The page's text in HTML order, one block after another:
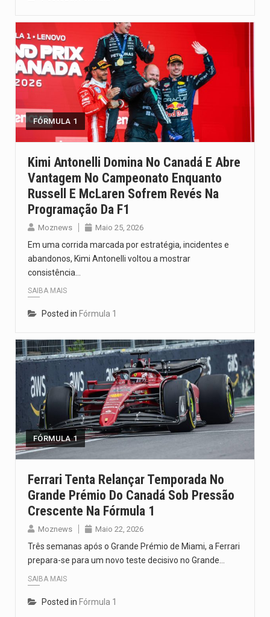
FÓRMULA 1
Kimi Antonelli Domina No Canadá E Abre
Vantagem No Campeonato Enquanto
Russell E McLaren Sofrem Revés Na
Programação Da F1
Moznews Maio 25, 2026
Em uma corrida marcada por estratégia, incidentes e
abandonos, Kimi Antonelli voltou a mostrar
consistência…
SAIBA MAIS
Posted in Fórmula 1
FÓRMULA 1
Ferrari Tenta Relançar Temporada No
Grande Prémio Do Canadá Sob Pressão
Crescente Na Fórmula 1
Moznews Maio 22, 2026
Três semanas após o Grande Prémio de Miami, a Ferrari
prepara-se para um novo teste decisivo no Grande…
SAIBA MAIS
Posted in Fórmula 1